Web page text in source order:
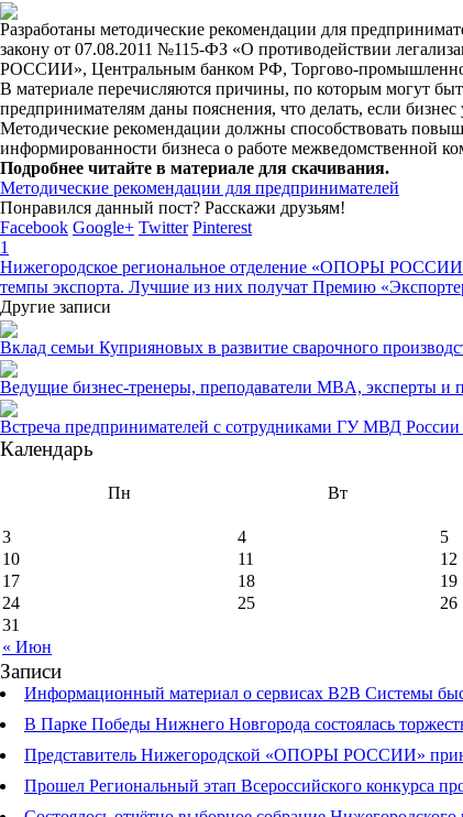
Разработаны методические рекомендации для
закону от 07.08.2011 №115-ФЗ «О противодействии
РОССИИ», Центральным банком РФ, Торгово-
В материале перечисляются причины, по которым могут
предпринимателям даны пояснения, что делать, если
Методические рекомендации должны способствовать
информированности бизнеса о работе межведомственной
Подробнее читайте в материале для скачивания.
Методические рекомендации для предпринимателей
Понравился данный пост? Расскажи друзьям!
Facebook Google+ Twitter Pinterest
1
Нижегородское региональное отделение «ОПОРЫ
темпы экспорта. Лучшие из них получат Премию
Другие записи
Вклад семьи Куприяновых в развитие сварочного
Ведущие бизнес-тренеры, преподаватели MBA, эксперты и
Встреча предпринимателей с сотрудниками ГУ МВД
Календарь
Пн
Вт
« Июн
3
4 5
10
11 12
17
18 19
24
25 26
31
Записи
Информационный материал о сервисах В2В Системы
В Парке Победы Нижнего Новгорода состоялась
Представитель Нижегородской «ОПОРЫ РОССИИ»
Прошел Региональный этап Всероссийского конкурса